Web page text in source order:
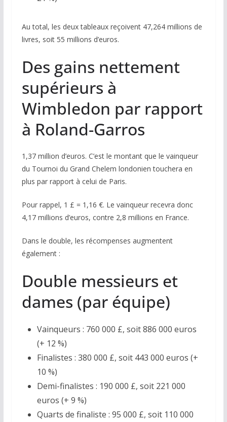
Au total, les deux tableaux reçoivent 47,264 millions de
livres, soit 55 millions d’euros.
Des gains nettement
supérieurs à
Wimbledon par rapport
à Roland-Garros
1,37 million d’euros. C’est le montant que le vainqueur
du Tournoi du Grand Chelem londonien touchera en
plus par rapport à celui de Paris.
Pour rappel, 1 £ = 1,16 €. Le vainqueur recevra donc
4,17 millions d’euros, contre 2,8 millions en France.
Dans le double, les récompenses augmentent
également :
Double messieurs et
dames (par équipe)
Vainqueurs : 760 000 £, soit 886 000 euros
(+ 12 %)
Finalistes : 380 000 £, soit 443 000 euros (+
10 %)
Demi-finalistes : 190 000 £, soit 221 000
euros (+ 9 %)
Quarts de finaliste : 95 000 £, soit 110 000